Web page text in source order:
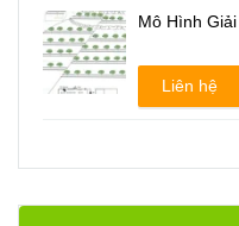
Mô Hình
Liên hệ